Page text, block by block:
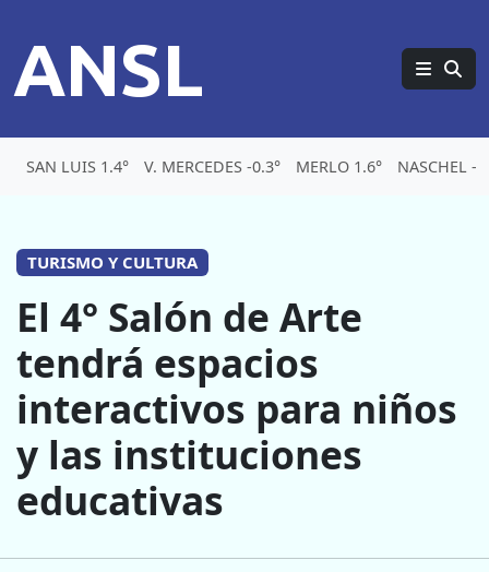
ANSL
SAN LUIS 1.4° V. MERCEDES -0.3° MERLO 1.6° NASCHEL -
TURISMO Y CULTURA
El 4° Salón de Arte
tendrá espacios
interactivos para niños
y las instituciones
educativas